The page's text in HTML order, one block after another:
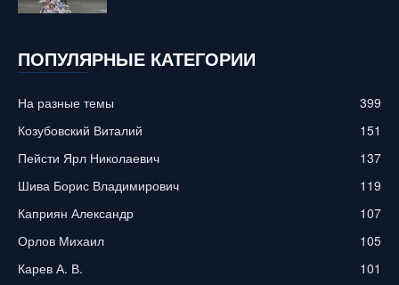
ПОПУЛЯРНЫЕ КАТЕГОРИИ
На разные темы
399
Козубовский Виталий
151
Пейсти Ярл Николаевич
137
Шива Борис Владимирович
119
Каприян Александр
107
Орлов Михаил
105
Карев А. В.
101